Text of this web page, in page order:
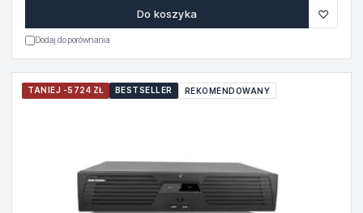
Do koszyka ♡
Dodaj do porównania
TANIEJ -5724 ZŁ BESTSELLER REKOMENDOWANY